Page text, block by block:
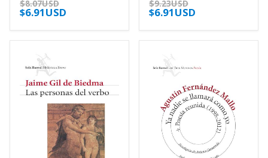
opciones
pueden
en
la
página
de
producto
$8.07USD
$6.91USD
opciones
pueden
en
página
de
producto
$9.23USD
$6.91USD